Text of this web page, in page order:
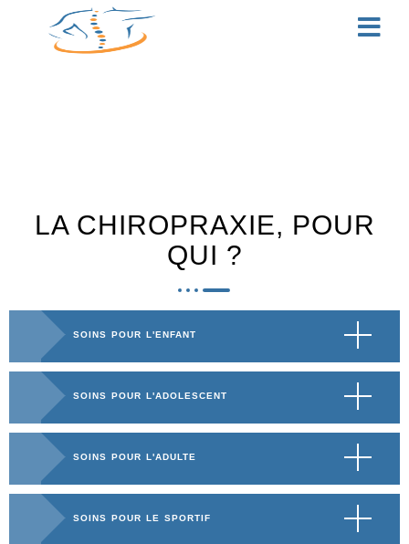
LA CHIROPRAXIE, POUR
QUI ?
SOINS POUR L'ENFANT
SOINS POUR L'ADOLESCENT
SOINS POUR L'ADULTE
SOINS POUR LE SPORTIF